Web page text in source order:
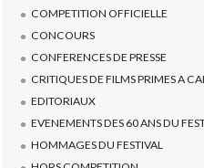
COMPETITION OFFICIELLE
CONCOURS
CONFERENCES DE PRESSE
CRITIQUES DE FILMS PRIMES A
EDITORIAUX
EVENEMENTS DES 60 ANS DU
HOMMAGES DU FESTIVAL